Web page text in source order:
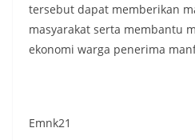
tersebut dapat memberikan
masyarakat serta membantu
ekonomi warga penerima
Emnk21